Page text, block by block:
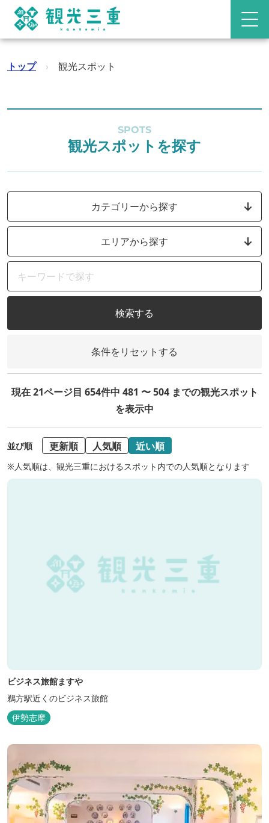
トップ › 観光スポット
SPOTS
観光スポットを探す
カテゴリーから探す
エリアから探す
検索する
条件をリセットする
現在 21ページ目 654件中 481 〜 504 までの観光スポット
を表示中
並び順 更新順 人気順 近い順
※人気順は、観光三重におけるスポット内での人気順となります
ビジネス旅館ますや
鵜方駅近くのビジネス旅館
伊勢志摩